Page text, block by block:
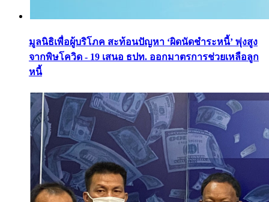
มูลนิธิเพื่อผู้บริโภค สะท้อนปัญหา ‘ผิดนัดชำระหนี้’ พุ่งสูง
จากพิษโควิด - 19 เสนอ ธปท. ออกมาตรการช่วยเหลือลูก
หนี้